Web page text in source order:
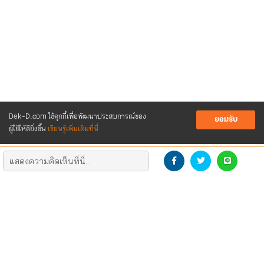
Dek-D.com ใช้คุกกี้เพื่อพัฒนาประสบการณ์ของ
ผู้ใช้ให้ดียิ่งขึ้น เรียนรู้เพิ่มเติมที่นี่
ยอมรับ